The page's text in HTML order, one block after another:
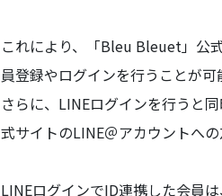
これにより、「Bleu Bleuet」公
員登録やログインを行うことが可
さらに、LINEログインを行うと
式サイトのLINE＠アカウントへ
LINEログインでID連携した会員